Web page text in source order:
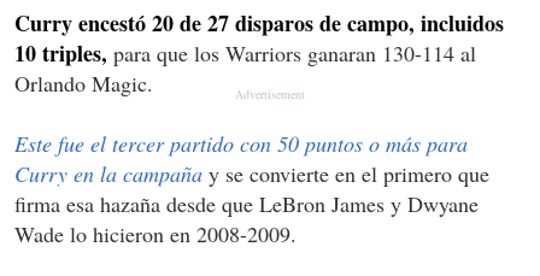
Curry encestó 20 de 27 disparos de campo, incluidos
10 triples, para que los Warriors ganaran 130-114 al
Orlando Magic.
Este fue el tercer partido con 50 puntos o más para
Curry en la campaña y se convierte en el primero que
firma esa hazaña desde que LeBron James y Dwyane
Wade lo hicieron en 2008-2009.